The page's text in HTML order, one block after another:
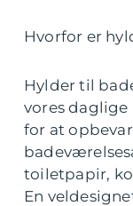
Hvorfor er
Hylder til
vores daglige
for at
toiletpapir,
En